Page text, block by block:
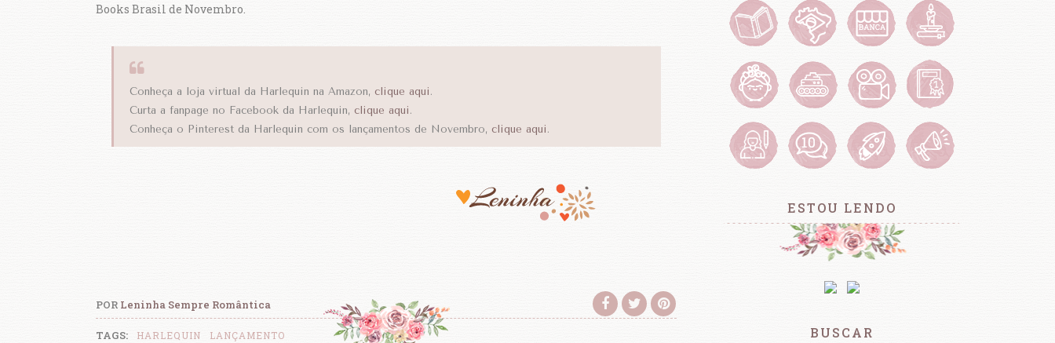
Books Brasil de Novembro.
Conheça a loja virtual da Harlequin na Amazon, clique aqui .
Curta a fanpage no Facebook da Harlequin, clique aqui .
Conheça o Pinterest da Harlequin com os lançamentos de Novembro, clique aqui .
POR Leninha Sempre Romântica
TAGS: HARLEQUIN LANÇAMENTO
ESTOU LENDO
BUSCAR